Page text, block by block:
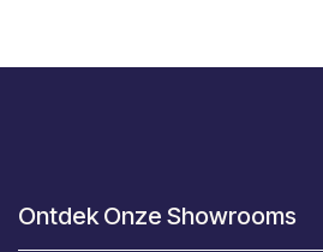
Ontdek Onze Showrooms